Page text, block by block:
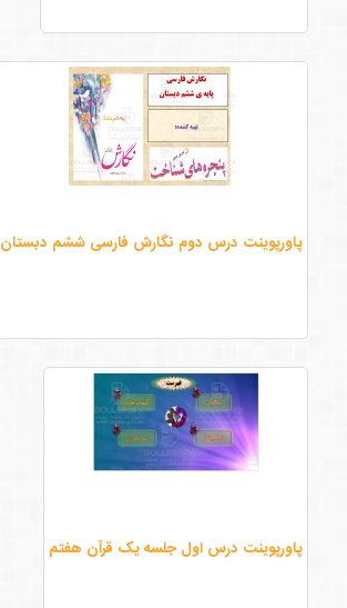
پاورپوینت درس دوم نگارش فارسی ششم دبستان
پاورپوینت درس اول جلسه یک قرآن هفتم